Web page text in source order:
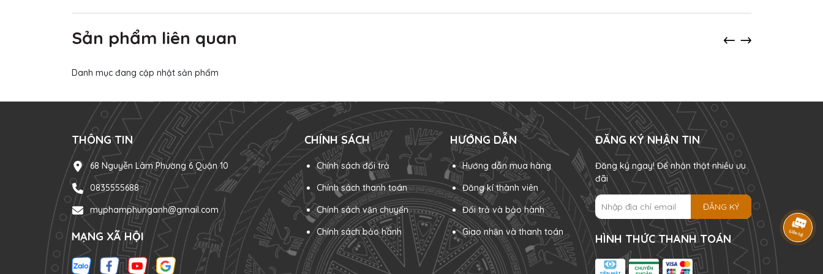
Sản phẩm liên quan
Danh mục đang cập nhật sản phẩm
THÔNG TIN
68 Nguyễn Lâm Phường 6 Quận 10
0835555688
myphamphunganh@gmail.com
MẠNG XÃ HỘI
CHÍNH SÁCH
Chính sách đổi trả
Chính sách thanh toán
Chính sách vận chuyển
Chính sách bảo hành
HƯỚNG DẪN
Hướng dẫn mua hàng
Đăng kí thành viên
Đổi trả và bảo hành
Giao nhận và thanh toán
ĐĂNG KÝ NHẬN TIN
Đăng ký ngay! Để nhận thật nhiều ưu
đãi
ĐĂNG KÝ
HÌNH THỨC THANH TOÁN